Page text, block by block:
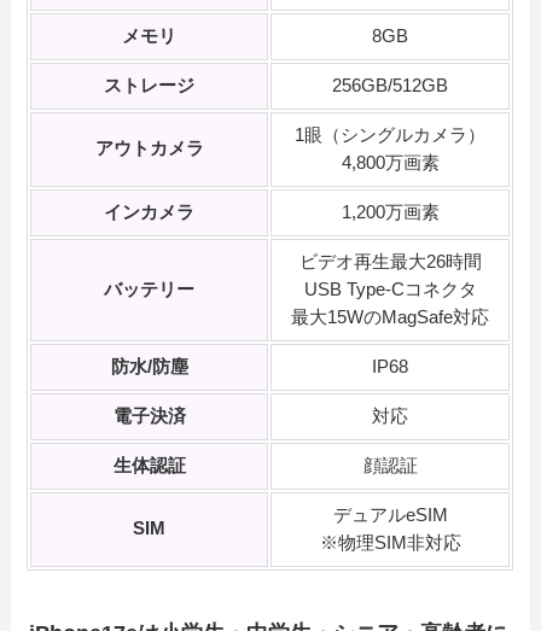
メモリ 8GB
ストレージ 256GB/512GB
アウトカメラ
1眼（シングルカメラ）
4,800万画素
インカメラ 1,200万画素
バッテリー
ビデオ再生最大26時間
USB Type-Cコネクタ
最大15WのMagSafe対応
防水/防塵 IP68
電子決済 対応
生体認証 顔認証
SIM
デュアルeSIM
※物理SIM非対応